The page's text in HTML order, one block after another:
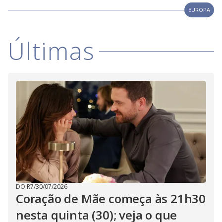
d
e
o
EUROPA
Últimas
DO R7/30/07/2026
Coração de Mãe começa às 21h30
nesta quinta (30); veja o que